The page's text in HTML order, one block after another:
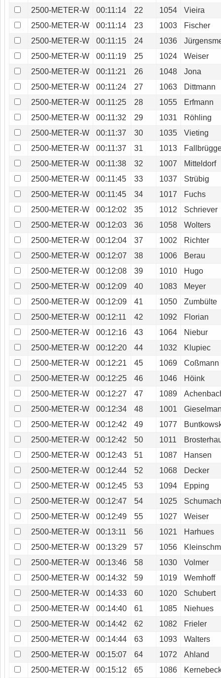
2500-METER-W
00:11:14 22 1054
Vieira
2500-METER-W
00:11:14 23 1003
Fischer
2500-METER-W
00:11:15 24 1036
2500-METER-W
00:11:19 25 1024
Weiser
2500-METER-W
00:11:21 26 1048
Jona
2500-METER-W
00:11:24 27 1063
Dittmann
2500-METER-W
00:11:25 28 1055
Erfmann
2500-METER-W
00:11:32 29 1031
Röhling
2500-METER-W
00:11:37 30 1035
Vieting
2500-METER-W
00:11:37 31 1013
2500-METER-W
00:11:38 32 1007
Mitteldorf
2500-METER-W
00:11:45 33 1037
Strübig
2500-METER-W
00:11:45 34 1017
Fuchs
2500-METER-W
00:12:02 35 1012
Schriever
2500-METER-W
00:12:03 36 1058
Wolters
2500-METER-W
00:12:04 37 1002
Richter
2500-METER-W
00:12:07 38 1006
Berau
2500-METER-W
00:12:08 39 1010
Hugo
2500-METER-W
00:12:09 40 1083
Meyer
2500-METER-W
00:12:09 41 1050
Zumbülte
2500-METER-W
00:12:11 42 1092
Florian
2500-METER-W
00:12:16 43 1064
Niebur
2500-METER-W
00:12:20 44 1032
Klupiec
2500-METER-W
00:12:21 45 1069
Coßmann
2500-METER-W
00:12:25 46 1046
Höink
2500-METER-W
00:12:27 47 1089
2500-METER-W
00:12:34 48 1001
2500-METER-W
00:12:42 49 1077
2500-METER-W
00:12:42 50 1011
2500-METER-W
00:12:43 51 1087
Hansen
2500-METER-W
00:12:44 52 1068
Decker
2500-METER-W
00:12:45 53 1094
Epping
2500-METER-W
00:12:47 54 1025
2500-METER-W
00:12:49 55 1027
Weiser
2500-METER-W
00:13:11 56 1021
Harhues
2500-METER-W
00:13:29 57 1056
2500-METER-W
00:13:46 58 1030
Volmer
2500-METER-W
00:14:32 59 1019
Wemhoff
2500-METER-W
00:14:33 60 1020
Schubert
2500-METER-W
00:14:40 61 1085
Niehues
2500-METER-W
00:14:42 62 1082
Frieler
2500-METER-W
00:14:44 63 1093
Walters
2500-METER-W
00:15:07 64 1072
Ahland
2500-METER-W
00:15:12 65 1086